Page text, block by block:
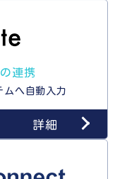
連携
ムへ自動入力
詳細